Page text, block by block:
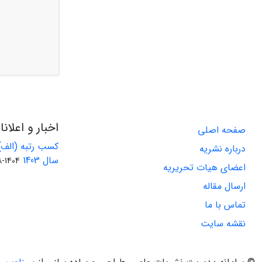
صفحه اصلی
درباره نشریه
اعضای هیات تحریریه
ارسال مقاله
تماس با ما
نقشه سایت
اخبار و
کسب رتبه
سال 1403
1404-08-01